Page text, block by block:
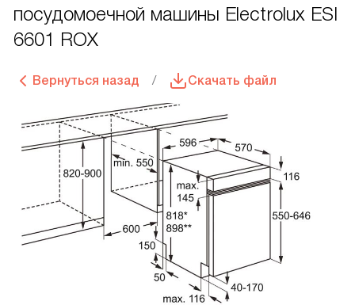
посудомоечной машины Electrolux ESI
6601 ROX
Вернуться назад Скачать файл